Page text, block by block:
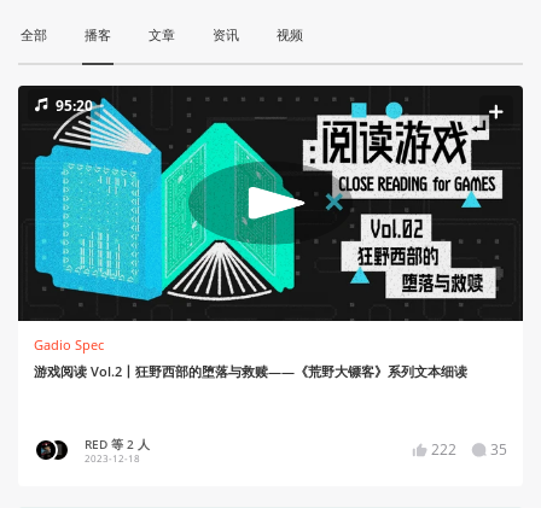
全部 播客 文章 资讯 视频
95:20
Gadio Spec
游戏阅读 Vol.2丨狂野西部的堕落与救赎——《荒野大镖客》系列文本细读
RED 等 2 人
2023-12-18 222 35